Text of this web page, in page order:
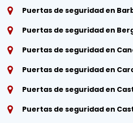
Puertas de seguridad en
Puertas de seguridad en
Puertas de seguridad en
Puertas de seguridad en
Puertas de seguridad en
Puertas de seguridad en